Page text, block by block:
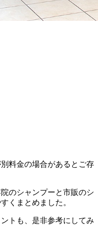
料金の場合があるとご存
のシャンプーと市販のシ
くまとめました。
トも、是非参考にしてみ